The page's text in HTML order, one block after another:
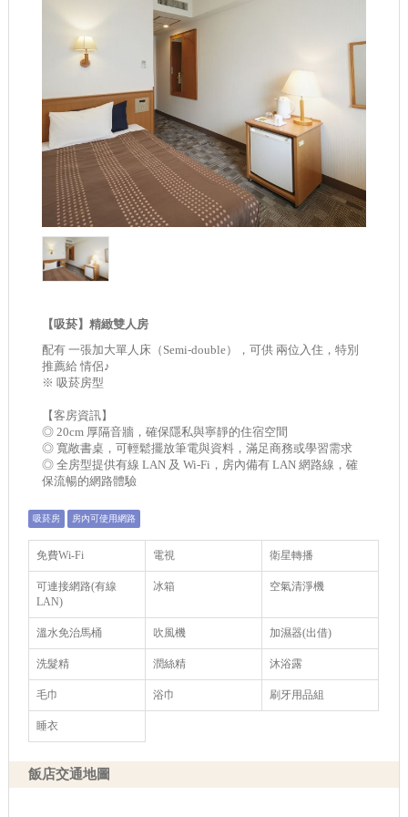
【吸菸】精緻雙人房
配有 一張加大單人床（Semi-double），可供 兩位入住，特別
推薦給 情侶♪
※ 吸菸房型
【客房資訊】
◎ 20cm 厚隔音牆，確保隱私與寧靜的住宿空間
◎ 寬敞書桌，可輕鬆擺放筆電與資料，滿足商務或學習需求
◎ 全房型提供有線 LAN 及 Wi-Fi，房內備有 LAN 網路線，確
保流暢的網路體驗
吸菸房 房內可使用網路
免費Wi-Fi 電視 衛星轉播
可連接網路(有線
LAN)
冰箱 空氣清淨機
溫水免治馬桶 吹風機 加濕器(出借)
洗髮精 潤絲精 沐浴露
毛巾 浴巾 刷牙用品組
睡衣
飯店交通地圖